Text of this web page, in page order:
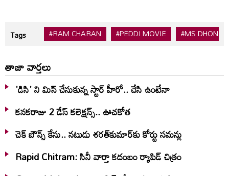
Tags #RAM CHARAN #PEDDI MOVIE #MS DHONI
తాజా వార్తలు
'డిసి' ని మిస్ చేసుకున్న స్టార్ హీరో.. చేసి ఉంటేనా
కనకరాజు 2 డేస్ కలెక్షన్స్.. ఊచకోత
చెక్ బౌన్స్ కేసు.. నటుడు శరత్‌కుమార్‌కు కోర్టు సమన్లు
Rapid Chitram: సినీ వార్తా కదంబం ర్యాపిడ్ చిత్రం